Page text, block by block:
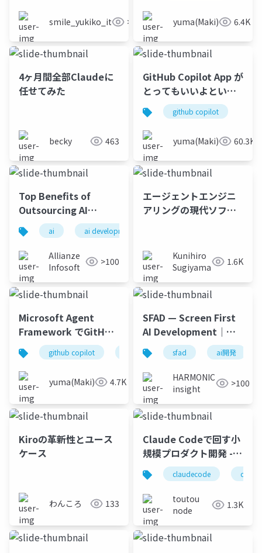
smile_yukiko_it >100 yuma(Maki) 6.4K
4ヶ月間全部Claudeに
任せてみた
becky 463
GitHub Copilot App が
とってもいいよという
話
github copilot
yuma(Maki) 60.3K
Top Benefits of
Outsourcing AI
Development
ai ai development
Allianze
Infosoft
>100
エージェントエンジニ
アリングの現代ソフト
Kunihiro
Sugiyama
1.6K
Microsoft Agent
Framework でGitHub
Copilot を Agent とし
て利用したアプリを開
発する
github copilot
yuma(Maki) 4.7K
SFAD — Screen First
AI Development｜画
面を起点にAIと業務シ
ステムを構築する開発
メソドロジー
sfad ai開発
HARMONIC
insight
>100
Kiroの革新性とユース
ケース
わんころ 133
Claude Codeで回す小
規模プロダクト開発 -
要求整理からリリース
までやってみた
claudecode claude
toutou
node
1.3K